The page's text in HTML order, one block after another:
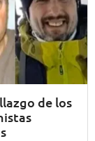
de los